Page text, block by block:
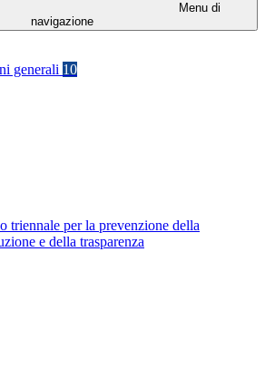
Menu di
navigazione
generali 10
triennale per la prevenzione della
e della trasparenza